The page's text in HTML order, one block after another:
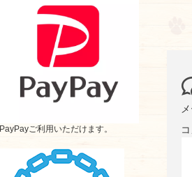
PayPayご利用いただけます。